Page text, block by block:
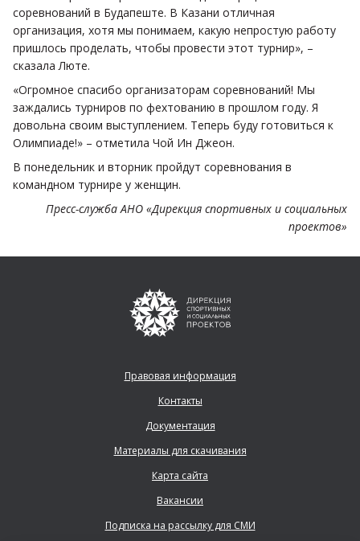
соревнований в Будапеште. В Казани отличная
организация, хотя мы понимаем, какую непростую работу
пришлось проделать, чтобы провести этот турнир», –
сказала Люте.
«Огромное спасибо организаторам соревнований! Мы
заждались турниров по фехтованию в прошлом году. Я
довольна своим выступлением. Теперь буду готовиться к
Олимпиаде!» – отметила Чой Ин Джеон.
В понедельник и вторник пройдут соревнования в
командном турнире у женщин.
Пресс-служба АНО «Дирекция спортивных и социальных
проектов»
Правовая информация
Контакты
Документация
Материалы для скачивания
Карта сайта
Вакансии
Подписка на рассылку для СМИ